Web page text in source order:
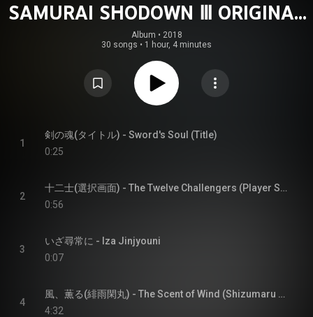
SAMURAI SHODOWN Ⅲ ORIGINAL
SOUND TRACK
Album • 2018
30 songs • 1 hour, 4 minutes
1
剣の魂(タイトル) - Sword's Soul (Title)
0:25
2
十二士(選択画面) - The Twelve Challengers (Player Select)
0:56
3
いざ尋常に - Iza Jinjyouni
0:07
4
風、薫る(緋雨閑丸) - The Scent of Wind (Shizumaru Hisame)
4:32